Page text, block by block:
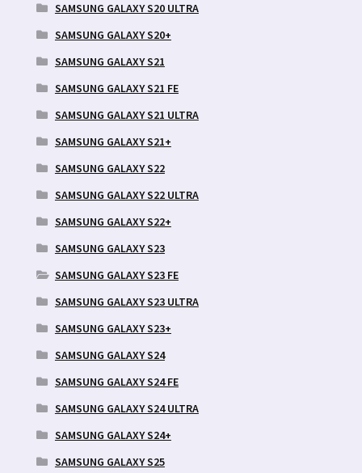
SAMSUNG GALAXY S20 ULTRA
SAMSUNG GALAXY S20+
SAMSUNG GALAXY S21
SAMSUNG GALAXY S21 FE
SAMSUNG GALAXY S21 ULTRA
SAMSUNG GALAXY S21+
SAMSUNG GALAXY S22
SAMSUNG GALAXY S22 ULTRA
SAMSUNG GALAXY S22+
SAMSUNG GALAXY S23
SAMSUNG GALAXY S23 FE
SAMSUNG GALAXY S23 ULTRA
SAMSUNG GALAXY S23+
SAMSUNG GALAXY S24
SAMSUNG GALAXY S24 FE
SAMSUNG GALAXY S24 ULTRA
SAMSUNG GALAXY S24+
SAMSUNG GALAXY S25